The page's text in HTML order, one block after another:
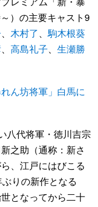
）の主要キャスト9
木村了
駒木根葵
高島礼子
生瀬勝
ん坊将軍」白馬に
八代将軍・徳川吉宗
之助（通称：新さ
、江戸にはびこる
りの新作となる
となってから二十